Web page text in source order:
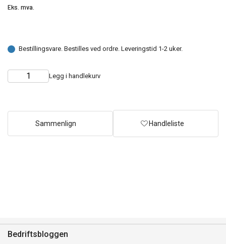
Eks. mva.
Bestillingsvare. Bestilles ved ordre. Leveringstid 1-2 uker.
Choose
Quantity Legg i handlekurv
Sammenlign Handleliste
Bedriftsbloggen